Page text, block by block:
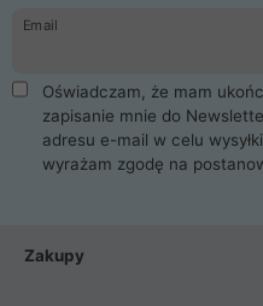
danych osobowych. Dlatego
ProLine to czysta
Zaopatrzysz się u nas w
takie jak procesory, karty
dyski SSD, M.2 oraz HDD.
najlepszy zasilacz
Poza komputerami mamy
Smartfony takich
wentylatory. Na koniec mając
Email
Oświadczam, że mam
zapisanie mnie do
adresu e-mail w celu
wyrażam zgodę na
Zakupy